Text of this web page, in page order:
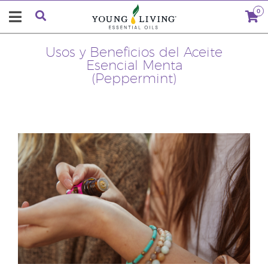
0
Usos y Beneficios del Aceite
Esencial Menta
(Peppermint)